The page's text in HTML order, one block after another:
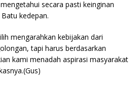
secara pasti keinginan
kedepan.
mengarahkan kebijakan dari
tapi harus berdasarkan
kami menadah aspirasi masyarakat